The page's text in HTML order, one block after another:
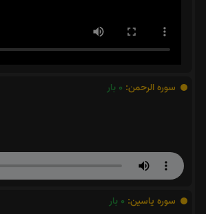
سوره الرحمن: 0 بار
سوره یاسین: 0 بار